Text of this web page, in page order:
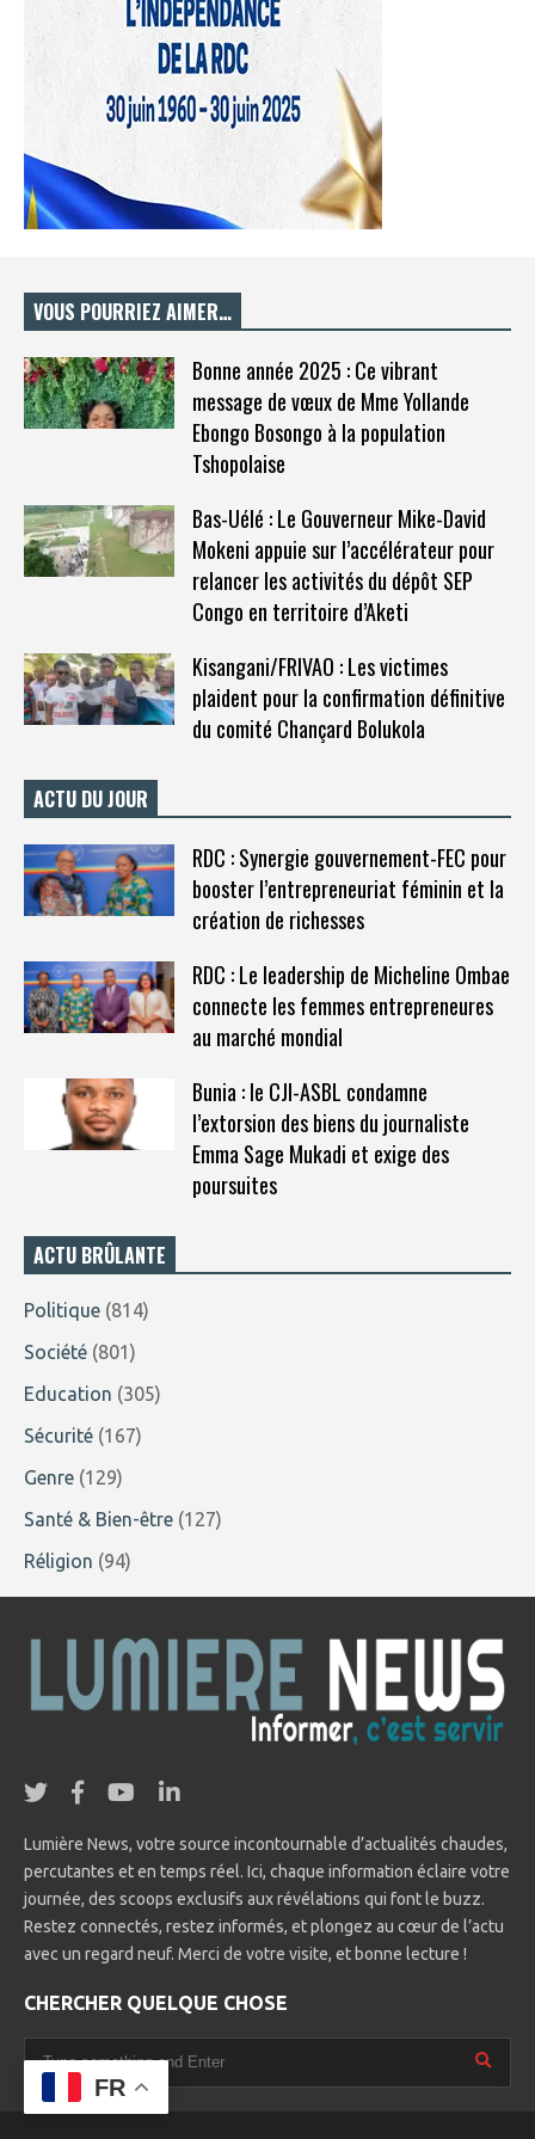
VOUS POURRIEZ AIMER…
Bonne année 2025 : Ce vibrant
message de vœux de Mme Yollande
Ebongo Bosongo à la population
Tshopolaise
Bas-Uélé : Le Gouverneur Mike-David
Mokeni appuie sur l’accélérateur pour
relancer les activités du dépôt SEP
Congo en territoire d’Aketi
Kisangani/FRIVAO : Les victimes
plaident pour la confirmation définitive
du comité Chançard Bolukola
ACTU DU JOUR
RDC : Synergie gouvernement-FEC pour
booster l’entrepreneuriat féminin et la
création de richesses
RDC : Le leadership de Micheline Ombae
connecte les femmes entrepreneures
au marché mondial
Bunia : le CJI-ASBL condamne
l’extorsion des biens du journaliste
Emma Sage Mukadi et exige des
poursuites
ACTU BRÛLANTE
Politique (814)
Société (801)
Education (305)
Sécurité (167)
Genre (129)
Santé & Bien-être (127)
Réligion (94)
Lumière News, votre source incontournable d’actualités chaudes,
percutantes et en temps réel. Ici, chaque information éclaire votre
journée, des scoops exclusifs aux révélations qui font le buzz.
Restez connectés, restez informés, et plongez au cœur de l’actu
avec un regard neuf. Merci de votre visite, et bonne lecture !
CHERCHER QUELQUE CHOSE
FR